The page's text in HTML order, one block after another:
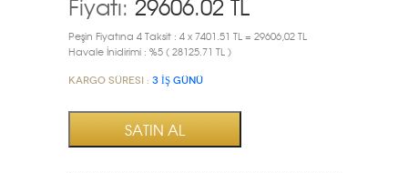
Peşin Fiyatına 4 Taksit : 4 x 7401.51 TL = 29606,02 TL
Havale İnidirimi : %5 ( 28125.71 TL )
Kargo Süresi : 3 İŞ GÜNÜ